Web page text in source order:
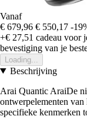
Vanaf
€ 679,96 € 550,17 -
+€ 27,51 cadeau voor
bevestiging van je
Loading...
Beschrijving
Arai Quantic AraiDe
ontwerpelementen
specifieke kenmerken